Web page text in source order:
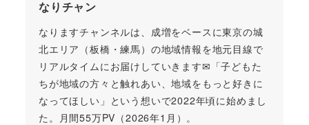
なりチャン
なりますチャンネルは、成増をベースに東京の城
北エリア（板橋・練馬）の地域情報を地元目線で
リアルタイムにお届けしていきます✉「子どもた
ちが地域の方々と触れあい、地域をもっと好きに
なってほしい」という想いで2022年頃に始めまし
た。月間55万PV（2026年1月）。